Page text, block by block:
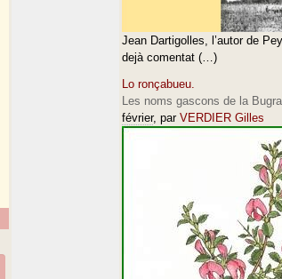
Jean Dartigolles, l’autor de
dejà comentat (…)
Lo ronçabueu.
Les noms gascons de la
février, par VERDIER Gilles